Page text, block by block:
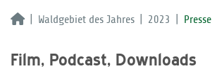
Waldgebiet des Jahres 2023 Presse
Film, Podcast, Downloads